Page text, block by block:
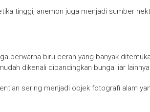
tinggi, anemon juga menjadi sumber
berwarna biru cerah yang banyak
dikenali dibandingkan bunga liar
sering menjadi objek fotografi alam